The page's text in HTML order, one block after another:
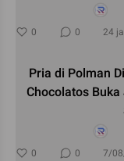
0 0 24
Pria di Polman
Chocolatos
0 0 7/